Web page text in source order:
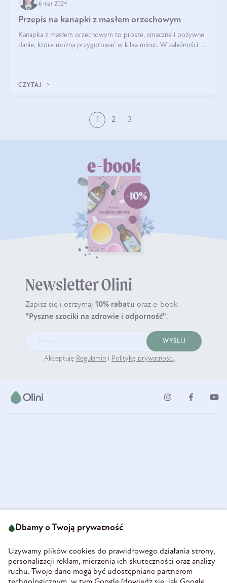
6 mar 2024
Przepis na kanapki z masłem orzechowym
Kanapka z masłem orzechowym to proste, smaczne i pożywne
danie, które można przygotować w kilka minut. W zależności od
CZYTAJ
1 2 3
Newsletter Olini
Zapisz się i otrzymaj 10% rabatu oraz e-book
"Pyszne szociki na zdrowie i odporność".
WYŚLIJ
Akceptuję Regulamin i Politykę prywatności.
58-160 Świebodzice
REGON 890213034
INFORMACJE
Dbamy o Twoją prywatność
Używamy plików cookies do prawidłowego działania strony,
personalizacji reklam, mierzenia ich skuteczności oraz analizy
ruchu. Twoje dane mogą być udostępniane partnerom